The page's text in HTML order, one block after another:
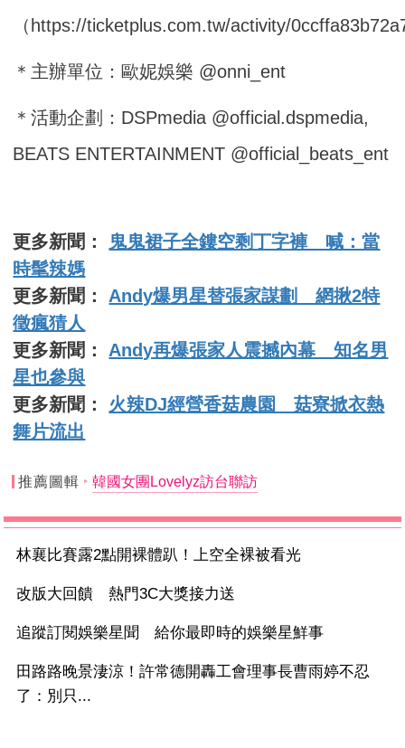
（https://ticketplus.com.tw/activity/
＊主辦單位：歐妮娛樂 @onni_ent
＊活動企劃：DSPmedia @official.dspmedia,
BEATS ENTERTAINMENT @official_beats_ent
更多新聞：
鬼鬼裙子全鏤空剩丁字褲 喊：當
時髦辣媽
更多新聞： Andy爆男星替張家謀劃 網揪2特
徵瘋猜人
更多新聞： Andy再爆張家人震撼內幕 知名男
星也參與
更多新聞： 火辣DJ經營香菇農園 菇寮掀衣熱
舞片流出
推薦圖輯 韓國女團Lovelyz訪台聯訪
林襄比賽露2點開裸體趴！上空全裸被看光
改版大回饋 熱門3C大獎接力送
追蹤訂閱娛樂星聞 給你最即時的娛樂星鮮事
田路路晚景淒涼！許常德開轟工會理事長曹雨婷不忍
了：別只...